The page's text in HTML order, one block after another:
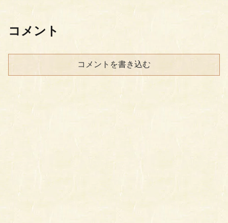
コメント
コメントを書き込む